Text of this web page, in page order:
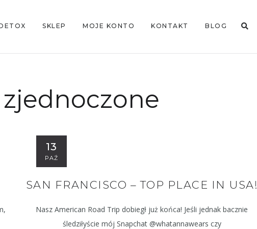
SKLEP MOJE KONTO KONTAKT BLOG
13
PAŹ
SAN FRANCISCO – TOP PLACE IN USA!
Nasz American Road Trip dobiegł już końca! Jeśli jednak bacznie
śledziłyście mój Snapchat @whatannawears czy